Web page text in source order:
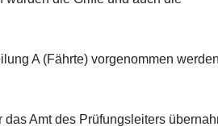
A (Fährte) vorgenommen
Amt des Prüfungsleiters